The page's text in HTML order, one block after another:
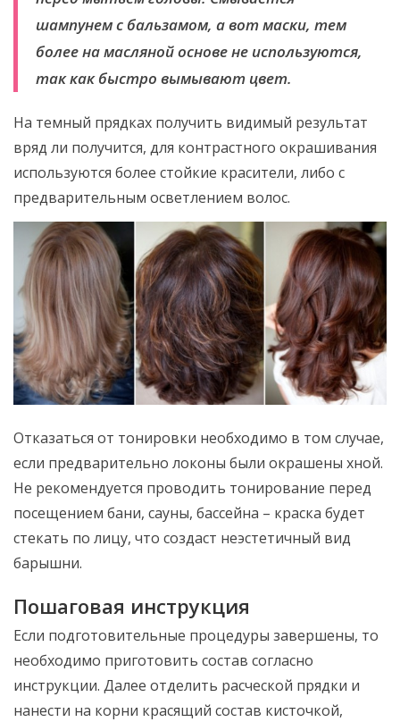
шампунем с бальзамом, а вот маски, тем
более на масляной основе не используются,
так как быстро вымывают цвет.
На темный прядках получить видимый результат
вряд ли получится, для контрастного окрашивания
используются более стойкие красители, либо с
предварительным осветлением волос.
Отказаться от тонировки необходимо в том случае,
если предварительно локоны были окрашены хной.
Не рекомендуется проводить тонирование перед
посещением бани, сауны, бассейна – краска будет
стекать по лицу, что создаст неэстетичный вид
барышни.
Пошаговая инструкция
Если подготовительные процедуры завершены, то
необходимо приготовить состав согласно
инструкции. Далее отделить расческой прядки и
нанести на корни красящий состав кисточкой,